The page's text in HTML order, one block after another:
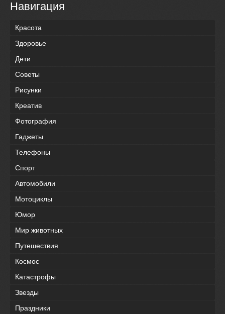
Навигация
Красота
Здоровье
Дети
Советы
Рисунки
Креатив
Фотография
Гаджеты
Телефоны
Спорт
Автомобили
Мотоциклы
Юмор
Мир животных
Путешествия
Космос
Катастрофы
Звезды
Праздники